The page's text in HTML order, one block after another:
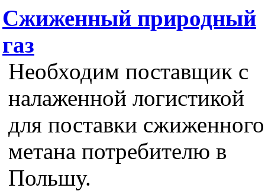
Сжиженный природный
газ
Необходим поставщик с
налаженной логистикой
для поставки сжиженного
метана потребителю в
Польшу.